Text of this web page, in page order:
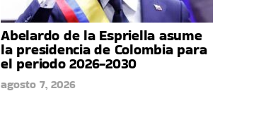
Abelardo de la Espriella asume
la presidencia de Colombia para
el periodo 2026-2030
agosto 7, 2026